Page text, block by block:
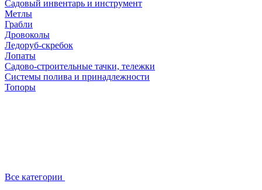
Садовый инвентарь и инструмент
Метлы
Грабли
Дровоколы
Ледоруб-скребок
Лопаты
Садово-строительные тачки, тележки
Системы полива и принадлежности
Топоры
Все категории